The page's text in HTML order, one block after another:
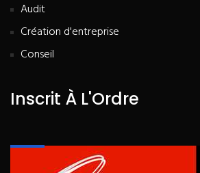
Audit
Création d'entreprise
Conseil
Inscrit À L'Ordre